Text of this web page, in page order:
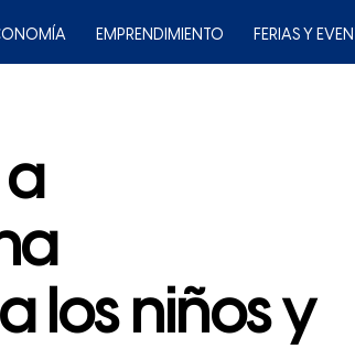
EMPRENDIMIENTO FERIAS Y
los niños y